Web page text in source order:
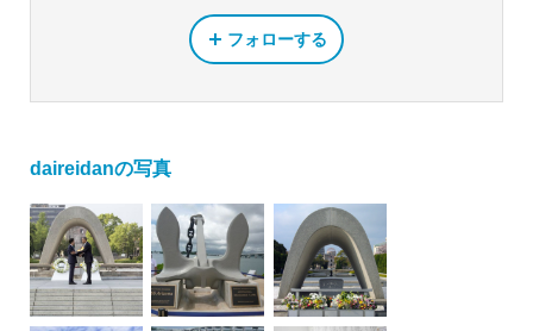
フォローする
daireidanの写真